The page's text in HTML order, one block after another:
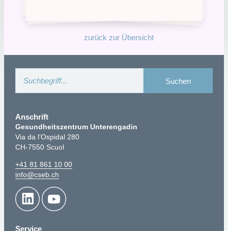
zurück zur Übersicht
Anschrift
Gesundheitszentrum Unterengadin
Via da l’Ospidal 280
CH-7550 Scuol
+41 81 861 10 00
info@cseb.ch
Service